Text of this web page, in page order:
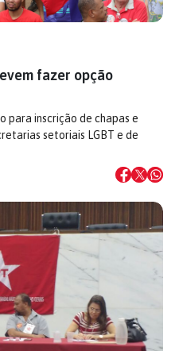
fazer opção
para inscrição de chapas e
setoriais LGBT e de